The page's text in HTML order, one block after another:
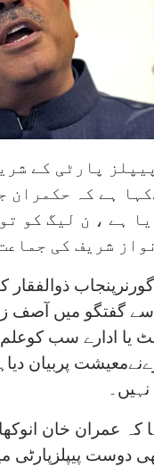
پارٹی کے
ہے کہ حکمران
ہے ، ن لیگ کو
شریف کی
سے گفتگو میں آصف
یا ادارے سب
پربیان
نہیں۔
کہ عمران خان انوکھا
دوست پیپلزپارٹی